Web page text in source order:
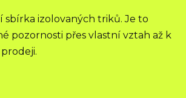
sbírka izolovaných triků. Je to
pozornosti přes vlastní vztah až k